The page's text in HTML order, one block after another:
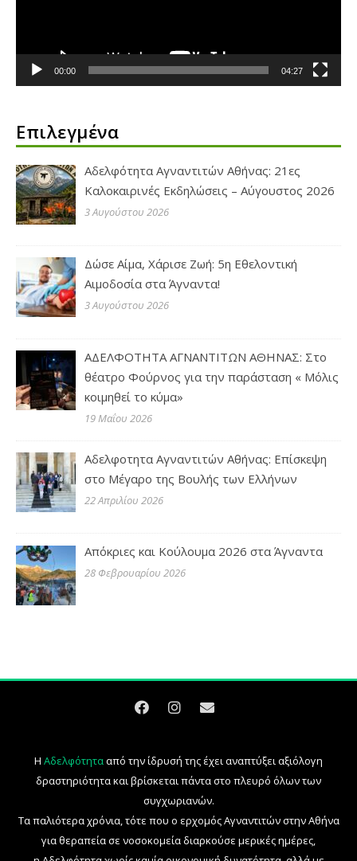
00:00 04:27
Επιλεγμένα
Αδελφότητα Αγναντιτών Αθήνας: 21ες
Καλοκαιρινές Εκδηλώσεις – Αύγουστος 2026
3 Αυγούστου 2026
Δώσε Αίμα, Χάρισε Ζωή: 5η Εθελοντική
Αιμοδοσία στα Άγναντα!
3 Αυγούστου 2026
ΑΔΕΛΦΟΤΗΤΑ ΑΓΝΑΝΤΙΤΩΝ ΑΘΗΝΑΣ: Στο
θέατρο Φούρνος για την παράσταση « Μόλις
κοιμηθεί το κύμα»
19 Μαΐου 2026
Αδελφοτητα Αγναντιτών Αθήνας: Επίσκεψη
στο Μέγαρο της Βουλής των Ελλήνων
22 Απριλίου 2026
Απόκριες και Κούλουμα 2026 στα Άγναντα
28 Φεβρουαρίου 2026
Η Αδελφότητααπό την ίδρυσή της έχει αναπτύξει αξιόλογη
δραστηριότητα και βρίσκεται πάντα στο πλευρό όλων των
συγχωριανών.
Τα παλιότερα χρόνια, τότε που ο ερχομός Αγναντιτών στην Αθήνα
για θεραπεία σε νοσοκομεία διαρκούσε μερικές ημέρες,